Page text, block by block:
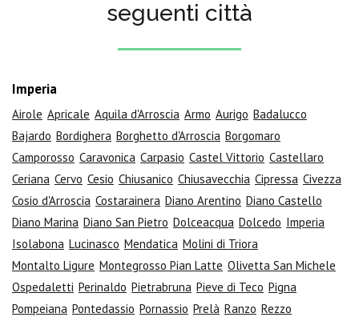
seguenti città
Imperia
Airole Apricale Aquila d'Arroscia Armo Aurigo Badalucco
Bajardo Bordighera Borghetto d'Arroscia Borgomaro
Camporosso Caravonica Carpasio Castel Vittorio Castellaro
Ceriana Cervo Cesio Chiusanico Chiusavecchia Cipressa Civezza
Cosio d'Arroscia Costarainera Diano Arentino Diano Castello
Diano Marina Diano San Pietro Dolceacqua Dolcedo Imperia
Isolabona Lucinasco Mendatica Molini di Triora
Montalto Ligure Montegrosso Pian Latte Olivetta San Michele
Ospedaletti Perinaldo Pietrabruna Pieve di Teco Pigna
Pompeiana Pontedassio Pornassio Prelà Ranzo Rezzo